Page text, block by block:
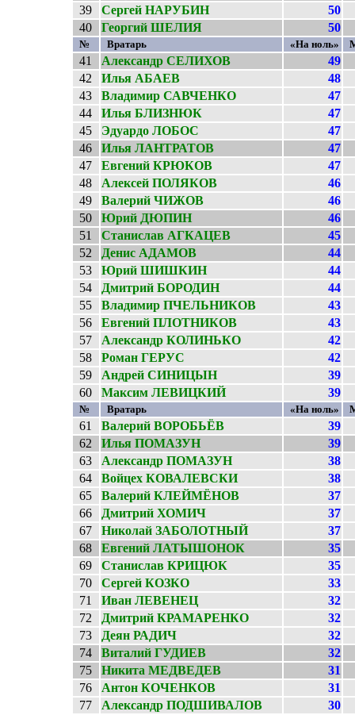
39
Сергей НАРУБИН
50
40
Георгий ШЕЛИЯ 50
№ Вратарь «На ноль»
41 Александр СЕЛИХОВ
49
42
Илья АБАЕВ
48
43
Владимир САВЧЕНКО
47
44
Илья БЛИЗНЮК
47
45
Эдуардо ЛОБОС
47
46
Илья ЛАНТРАТОВ
47
47
Евгений КРЮКОВ
47
48
Алексей ПОЛЯКОВ
46
49
Валерий ЧИЖОВ
46
50
Юрий ДЮПИН
46
51
Станислав АГКАЦЕВ
45
52
Денис АДАМОВ
44
53
Юрий ШИШКИН
44
54
Дмитрий БОРОДИН
44
55
Владимир ПЧЕЛЬНИКОВ
43
56
Евгений ПЛОТНИКОВ
43
57
Александр КОЛИНЬКО
42
58
Роман ГЕРУС
42
59
Андрей СИНИЦЫН
39
60
Максим ЛЕВИЦКИЙ 39
№ Вратарь «На ноль»
61 Валерий ВОРОБЬЁВ
39
62
Илья ПОМАЗУН
39
63
Александр ПОМАЗУН
38
64
Войцех КОВАЛЕВСКИ
38
65
Валерий КЛЕЙМЁНОВ
37
66
Дмитрий ХОМИЧ
37
67
Николай ЗАБОЛОТНЫЙ
37
68
Евгений ЛАТЫШОНОК
35
69
Станислав КРИЦЮК
35
70
Сергей КОЗКО
33
71
Иван ЛЕВЕНЕЦ
32
72
Дмитрий КРАМАРЕНКО
32
73
Деян РАДИЧ
32
74
Виталий ГУДИЕВ
32
75
Никита МЕДВЕДЕВ
31
76
Антон КОЧЕНКОВ
31
77
Александр ПОДШИВАЛОВ
30